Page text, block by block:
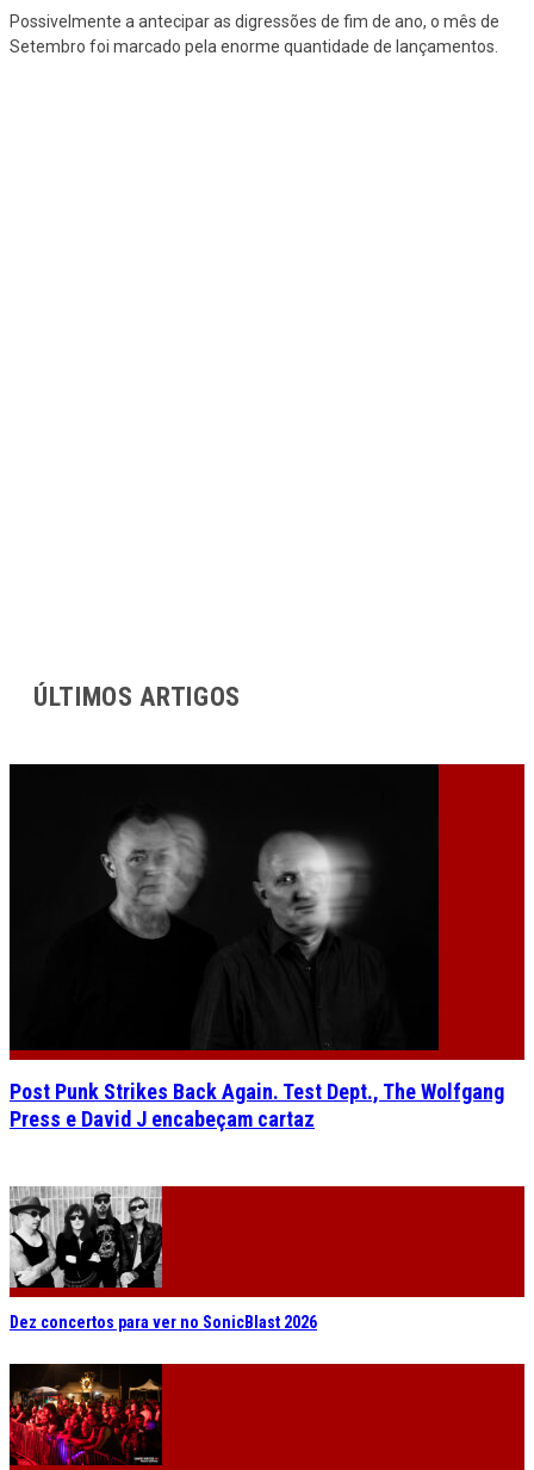
Possivelmente a antecipar as digressões de fim de ano, o mês de
Setembro foi marcado pela enorme quantidade de lançamentos.
ÚLTIMOS ARTIGOS
Post Punk Strikes Back Again. Test Dept., The Wolfgang
Press e David J encabeçam cartaz
Dez concertos para ver no SonicBlast 2026